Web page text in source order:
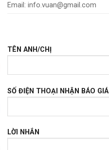
Email: info.vuan@gmail.com
TÊN ANH/CHỊ
SỐ ĐIỆN THOẠI NHẬN BÁO GIÁ
LỜI NHẮN